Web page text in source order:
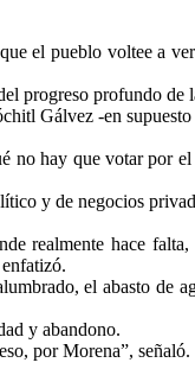
el pueblo voltee a
progreso profundo de
Gálvez -en supuesto
no hay que votar por
y de negocios
realmente hace
el abasto de
y abandono.
por Morena”, señaló.